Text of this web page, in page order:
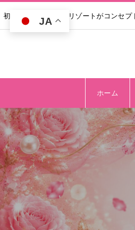
初回30分無料｜高級リゾートがコンセ
ホーム
JA